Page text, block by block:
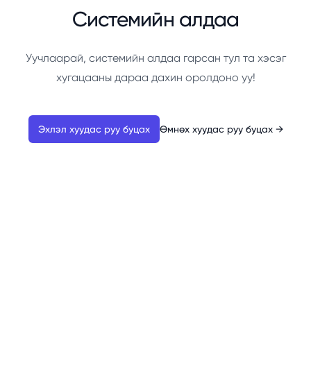
Системийн алдаа
Уучлаарай, системийн алдаа гарсан тул та хэсэг
хугацааны дараа дахин оролдоно уу!
Эхлэл хуудас руу буцах Өмнөх хуудас руу буцах →